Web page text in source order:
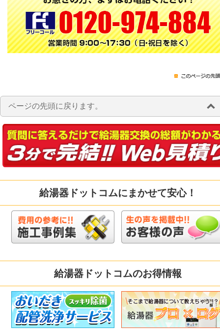
ページの先頭に戻ります。
給湯器ドットコムにまかせて安心！
給湯器ドットコムのお得情報